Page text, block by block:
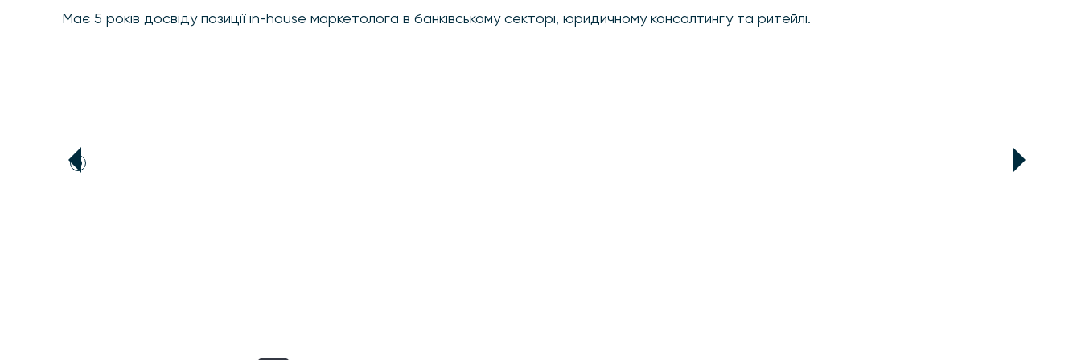
Має 5 років досвіду позиції in-house маркетолога в банківському секторі, юридичному консалтингу та ритейлі.